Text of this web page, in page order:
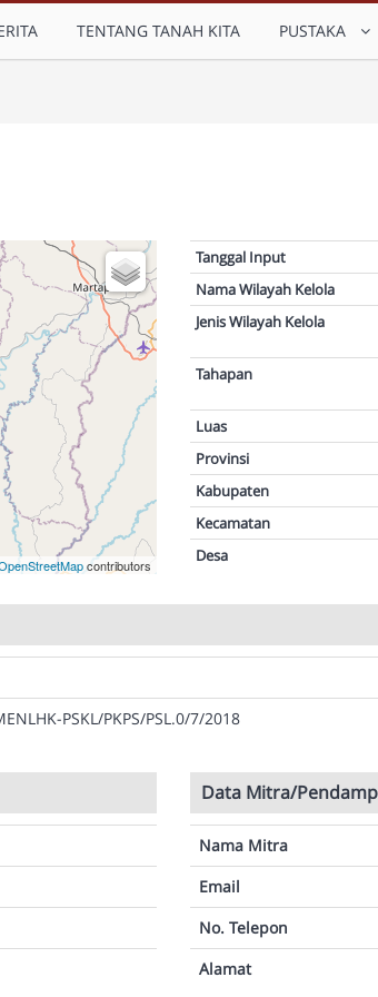
TENTANG TANAH KITA PUSTAKA
contributors
Tanggal Input
Nama Wilayah Kelola
Jenis Wilayah Kelola
Tahapan
Luas
Provinsi
Kabupaten
Kecamatan
Desa
PSKL/PKPS/PSL.0/7/2018
Data Mitra/
Nama Mitra
Email
No. Telepon
Alamat